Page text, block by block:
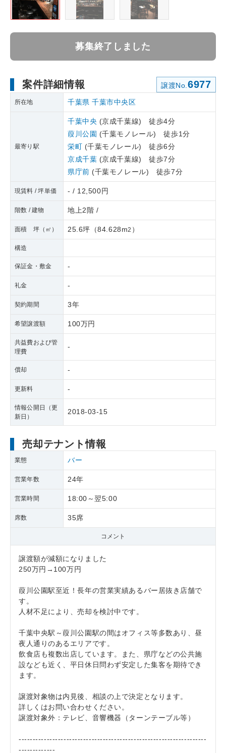
募集終了しました
案件詳細情報 譲渡No. 6977
所在地 千葉県 千葉市中央区
最寄り駅
千葉中央 (京成千葉線) 徒歩4分
葭川公園 (千葉モノレール) 徒歩1分
栄町 (千葉モノレール) 徒歩6分
京成千葉 (京成千葉線) 徒歩7分
県庁前 (千葉モノレール) 徒歩7分
現賃料 / 坪単価 - / 12,500円
階数 / 建物 地上2階 /
面積 坪（㎡） 25.6坪 （84.628m2 ）
構造
保証金・敷金 -
礼金 -
契約期間 3年
希望譲渡額 100万円
共益費および管
理費
-
償却 -
更新料 -
情報公開日（更
新日）
2018-03-15
売却テナント情報
業態 バー
営業年数 24年
営業時間 18:00～翌5:00
席数 35席
コメント
譲渡額が減額になりました
250万円→100万円
葭川公園駅至近！長年の営業実績あるバー居抜き店舗で
す。
人材不足により、売却を検討中です。
千葉中央駅～葭川公園駅の間はオフィス等多数あり、昼
夜人通りのあるエリアです。
飲食店も複数出店しています。また、県庁などの公共施
設なども近く、平日休日問わず安定した集客を期待でき
ます。
譲渡対象物は内見後、相談の上で決定となります。
詳しくはお問い合わせください。
譲渡対象外：テレビ、音響機器（ターンテーブル等）
-------------------------------------------------------------------
-------------